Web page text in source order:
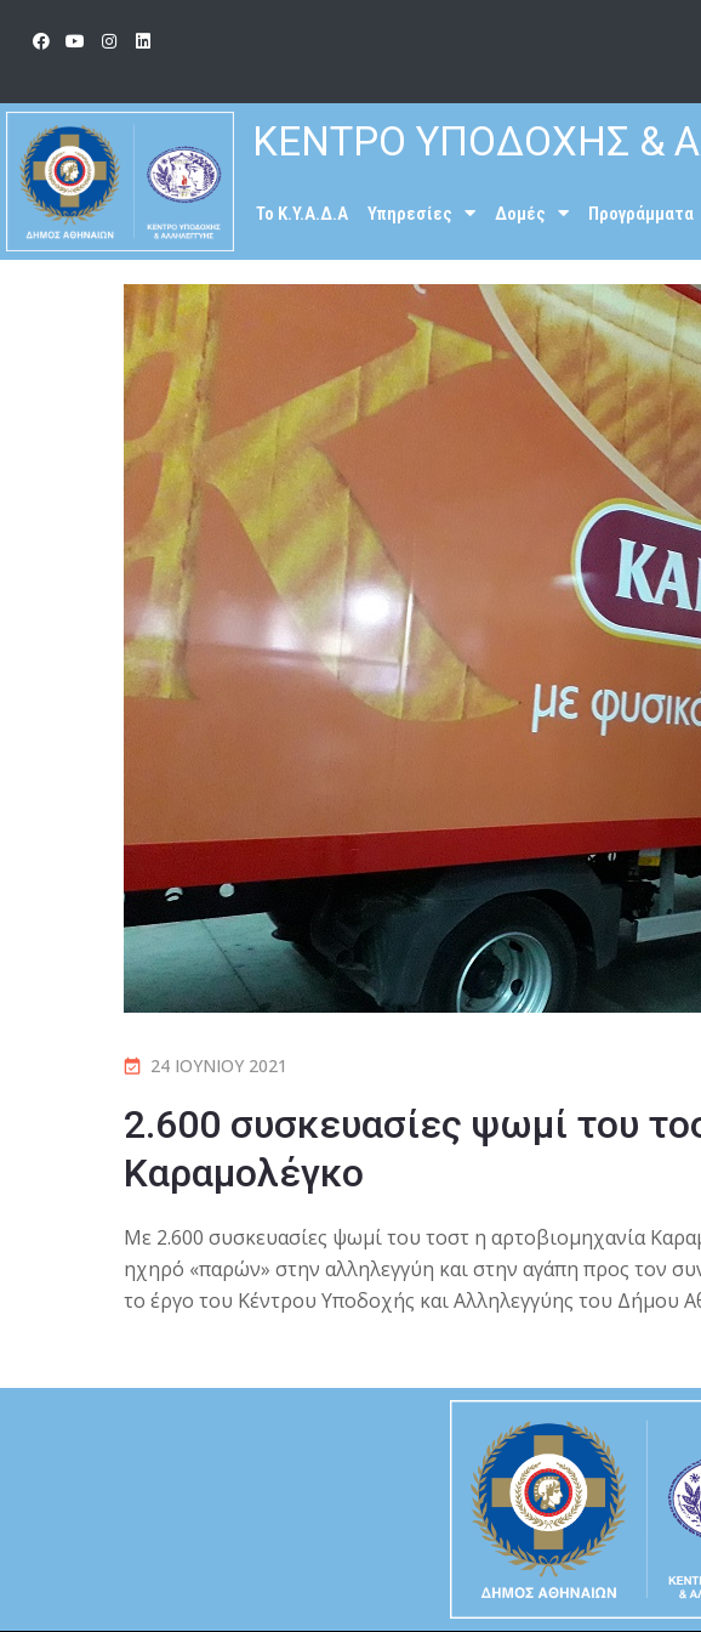
ΚΕΝΤΡΟ ΥΠΟΔΟΧΗΣ &
To K.Y.A.Δ.Α Υπηρεσίες Δομές Προγράμματα
24 ΙΟΥΝΊΟΥ 2021
2.600 συσκευασίες ψωμί του
Καραμολέγκο
Με 2.600 συσκευασίες ψωμί του τοστ η αρτοβιομηχανία
ηχηρό «παρών» στην αλληλεγγύη και στην αγάπη προς τον
το έργο του Κέντρου Υποδοχής και Αλληλεγγύης του Δήμου